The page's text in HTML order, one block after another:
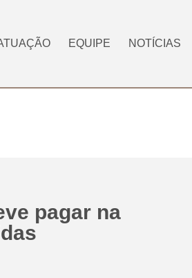
EQUIPE NOTÍCIAS
pagar na